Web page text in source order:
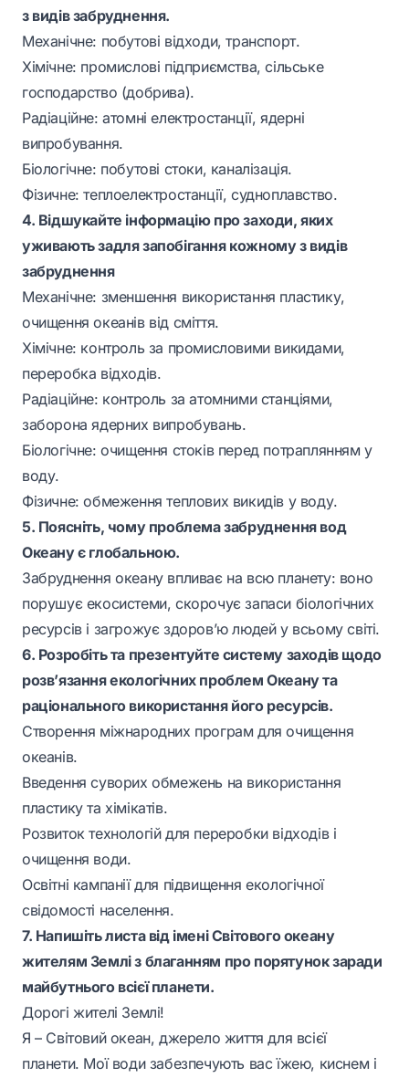
з видів забруднення.
Механічне: побутові відходи, транспорт.
Хімічне: промислові підприємства, сільське
господарство (добрива).
Радіаційне: атомні електростанції, ядерні
випробування.
Біологічне: побутові стоки, каналізація.
Фізичне: теплоелектростанції, судноплавство.
4. Відшукайте інформацію про заходи, яких
уживають задля запобігання кожному з видів
забруднення
Механічне: зменшення використання пластику,
очищення океанів від сміття.
Хімічне: контроль за промисловими викидами,
переробка відходів.
Радіаційне: контроль за атомними станціями,
заборона ядерних випробувань.
Біологічне: очищення стоків перед потраплянням у
воду.
Фізичне: обмеження теплових викидів у воду.
5. Поясніть, чому проблема забруднення вод
Океану є глобальною.
Забруднення океану впливає на всю планету: воно
порушує екосистеми, скорочує запаси біологічних
ресурсів і загрожує здоров’ю людей у всьому світі.
6. Розробіть та презентуйте систему заходів щодо
розв’язання екологічних проблем Океану та
раціонального використання його ресурсів.
Створення міжнародних програм для очищення
океанів.
Введення суворих обмежень на використання
пластику та хімікатів.
Розвиток технологій для переробки відходів і
очищення води.
Освітні кампанії для підвищення екологічної
свідомості населення.
7. Напишіть листа від імені Світового океану
жителям Землі з благанням про порятунок заради
майбутнього всієї планети.
Дорогі жителі Землі!
Я – Світовий океан, джерело життя для всієї
планети. Мої води забезпечують вас їжею, киснем і